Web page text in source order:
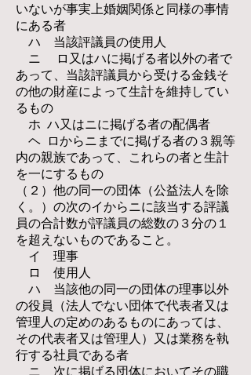
いないが事実上婚姻関係と同様の事情
にある者
ハ 当該評議員の使用人
ニ ロ又はハに掲げる者以外の者で
あって、当該評議員から受ける金銭そ
の他の財産によって生計を維持してい
るもの
ホ ハ又はニに掲げる者の配偶者
ヘ ロからニまでに掲げる者の３親等
内の親族であって、これらの者と生計
を一にするもの
（２）他の同一の団体（公益法人を除
く。）の次のイからニに該当する評議
員の合計数が評議員の総数の３分の１
を超えないものであること。
イ 理事
ロ 使用人
ハ 当該他の同一の団体の理事以外
の役員（法人でない団体で代表者又は
管理人の定めのあるものにあっては、
その代表者又は管理人）又は業務を執
行する社員である者
ニ 次に掲げる団体においてその職